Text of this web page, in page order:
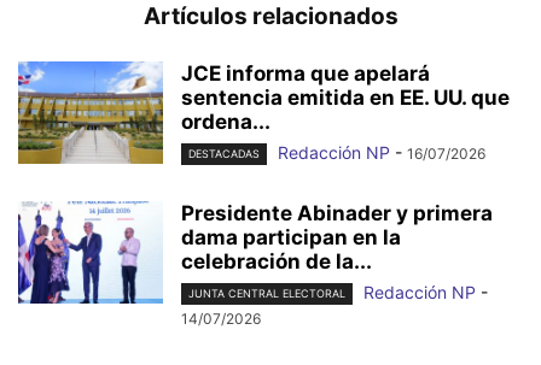
Artículos relacionados
JCE informa que apelará
sentencia emitida en EE. UU. que
ordena...
DESTACADAS Redacción NP - 16/07/2026
Presidente Abinader y primera
dama participan en la
celebración de la...
JUNTA CENTRAL ELECTORAL Redacción NP -
14/07/2026